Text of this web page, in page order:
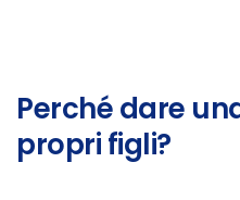
Perché dare
propri figli?